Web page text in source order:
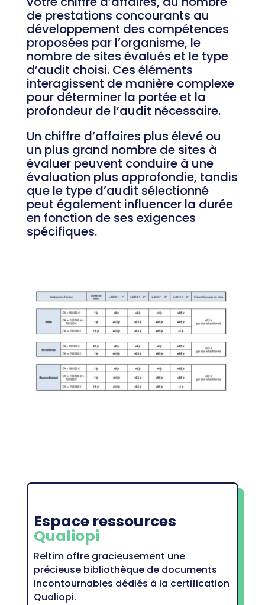
de prestations concourants au
développement des compétences
proposées par l’organisme, le
nombre de sites évalués et le type
d’audit choisi. Ces éléments
interagissent de manière complexe
pour déterminer la portée et la
profondeur de l’audit nécessaire.
Un chiffre d’affaires plus élevé ou
un plus grand nombre de sites à
évaluer peuvent conduire à une
évaluation plus approfondie, tandis
que le type d’audit sélectionné
peut également influencer la durée
en fonction de ses exigences
spécifiques.
Espace ressources
Qualiopi
Reltim offre gracieusement une
précieuse bibliothèque de documents
incontournables dédiés à la certification
Qualiopi.